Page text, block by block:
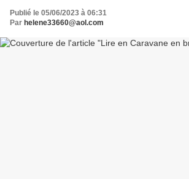
Publié le 05/06/2023 à 06:31
Par helene33660@aol.com